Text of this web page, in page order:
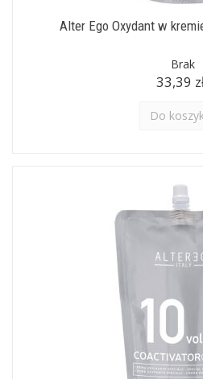
Alter Ego Oxydant w
Brak
33,39
Do